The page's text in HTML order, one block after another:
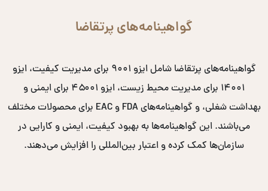
گواهینامه‌های پرتقاضا
گواهینامه‌های پرتقاضا شامل ایزو ۹۰۰۱ برای مدیریت کیفیت، ایزو
۱۴۰۰۱ برای مدیریت محیط زیست، ایزو ۴۵۰۰۱ برای ایمنی و
بهداشت شغلی، و گواهینامه‌های FDA و EAC برای محصولات مختلف
می‌باشند. این گواهینامه‌ها به بهبود کیفیت، ایمنی و کارایی در
سازمان‌ها کمک کرده و اعتبار بین‌المللی را افزایش می‌دهند.